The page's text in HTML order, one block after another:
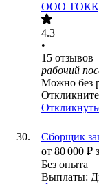
ООО ТОКК,
4.3
•
15 отзывов
рабочий
Можно без
Сборщик
от 80 000 ₽
Без опыта
Выплаты: